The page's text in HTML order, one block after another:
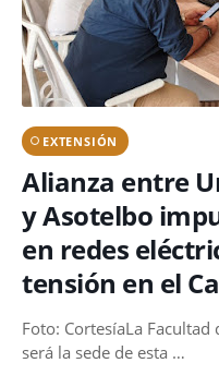
EXTENSIÓN
Alianza entre
y Asotelbo
en redes
tensión en el
Foto: CortesíaLa Facultad
será la sede de esta …